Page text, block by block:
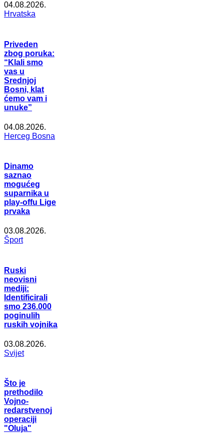
04.08.2026.
Hrvatska
Priveden
zbog poruka:
“Klali smo
vas u
Srednjoj
Bosni, klat
ćemo vam i
unuke”
04.08.2026.
Herceg Bosna
Dinamo
saznao
mogućeg
suparnika u
play-offu Lige
prvaka
03.08.2026.
Šport
Ruski
neovisni
mediji:
Identificirali
smo 236.000
poginulih
ruskih vojnika
03.08.2026.
Svijet
Što je
prethodilo
Vojno-
redarstvenoj
operaciji
"Oluja"